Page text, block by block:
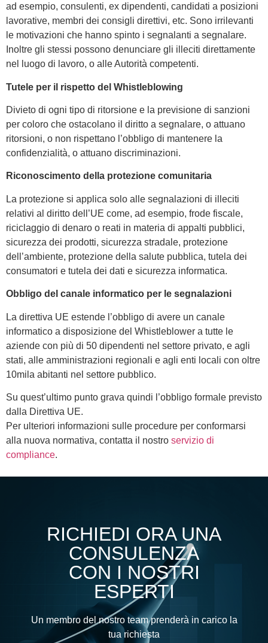
ad esempio, consulenti, ex dipendenti, candidati a posizioni
lavorative, membri dei consigli direttivi, etc. Sono irrilevanti
le motivazioni che hanno spinto i segnalanti a segnalare.
Inoltre gli stessi possono denunciare gli illeciti direttamente
nel luogo di lavoro, o alle Autorità competenti.
Tutele per il rispetto del Whistleblowing
Divieto di ogni tipo di ritorsione e la previsione di sanzioni
per coloro che ostacolano il diritto a segnalare, o attuano
ritorsioni, o non rispettano l’obbligo di mantenere la
confidenzialità, o attuano discriminazioni.
Riconoscimento della protezione comunitaria
La protezione si applica solo alle segnalazioni di illeciti
relativi al diritto dell’UE come, ad esempio, frode fiscale,
riciclaggio di denaro o reati in materia di appalti pubblici,
sicurezza dei prodotti, sicurezza stradale, protezione
dell’ambiente, protezione della salute pubblica, tutela dei
consumatori e tutela dei dati e sicurezza informatica.
Obbligo del canale informatico per le segnalazioni
La direttiva UE estende l’obbligo di avere un canale
informatico a disposizione del Whistleblower a tutte le
aziende con più di 50 dipendenti nel settore privato, e agli
stati, alle amministrazioni regionali e agli enti locali con oltre
10mila abitanti nel settore pubblico.
Su quest’ultimo punto grava quindi l’obbligo formale previsto
dalla Direttiva UE.
Per ulteriori informazioni sulle procedure per conformarsi
alla nuova normativa, contatta il nostro servizio di
compliance.
RICHIEDI ORA UNA
CONSULENZA
CON I NOSTRI
ESPERTI
Un membro del nostro team prenderà in carico la
tua richiesta